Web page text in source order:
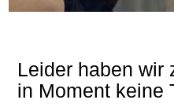
Leider haben wir
in Moment keine